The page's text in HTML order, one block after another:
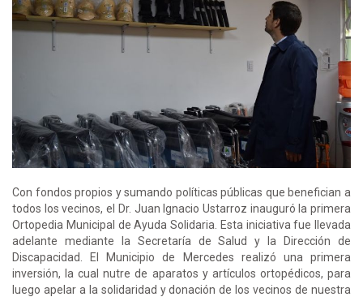
Con fondos propios y sumando políticas públicas que benefician a
todos los vecinos, el Dr. Juan Ignacio Ustarroz inauguró la primera
Ortopedia Municipal de Ayuda Solidaria. Esta iniciativa fue llevada
adelante mediante la Secretaría de Salud y la Dirección de
Discapacidad. El Municipio de Mercedes realizó una primera
inversión, la cual nutre de aparatos y artículos ortopédicos, para
luego apelar a la solidaridad y donación de los vecinos de nuestra